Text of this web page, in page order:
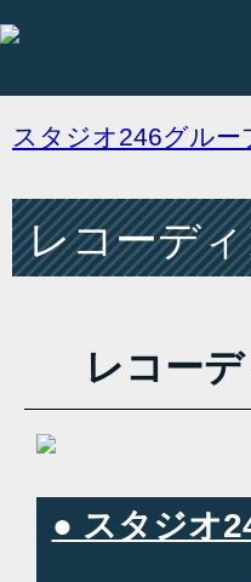
スタジオ246グルー
レコーデ
レコー
● スタジオ